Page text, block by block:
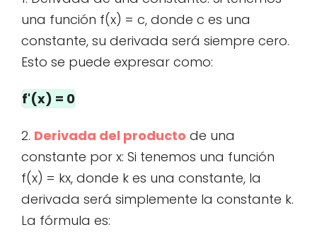
una función f(x) = c, donde c es una
constante, su derivada será siempre cero.
Esto se puede expresar como:
f'(x) = 0
2. Derivada del producto de una
constante por x: Si tenemos una función
f(x) = kx, donde k es una constante, la
derivada será simplemente la constante k.
La fórmula es: